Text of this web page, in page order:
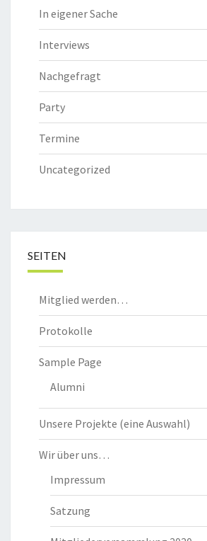
In eigener Sache
Interviews
Nachgefragt
Party
Termine
Uncategorized
SEITEN
Mitglied werden…
Protokolle
Sample Page
Alumni
Unsere Projekte (eine Auswahl)
Wir über uns…
Impressum
Satzung